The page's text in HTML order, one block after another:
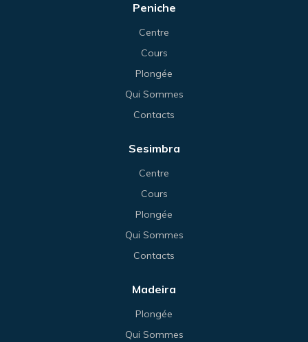
Peniche
Centre
Cours
Plongée
Qui Sommes
Contacts
Sesimbra
Centre
Cours
Plongée
Qui Sommes
Contacts
Madeira
Plongée
Qui Sommes